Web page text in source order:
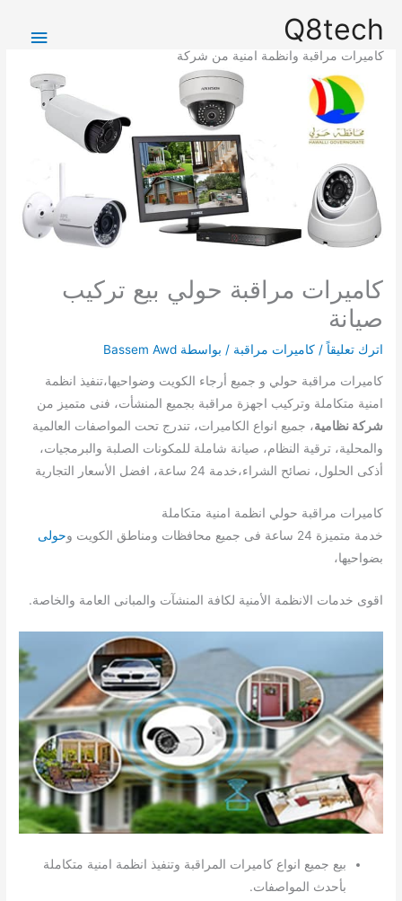
المحتوى
Q8tech
كاميرات مراقبة وانظمة امنية من شركة
كاميرات مراقبة حولي بيع تركيب
صيانة
اترك تعليقاً /كاميرات مراقبة / بواسطة Bassem Awd
كاميرات مراقبة حولي و جميع أرجاء الكويت وضواحيها،تنفيذ انظمة
امنية متكاملة وتركيب اجهزة مراقبة بجميع المنشأت، فنى متميز من
شركة نظامية، جميع انواع الكاميرات، تندرج تحت المواصفات العالمية
والمحلية، ترقية النظام، صيانة شاملة للمكونات الصلبة والبرمجيات،
أذكى الحلول، نصائح الشراء،خدمة 24 ساعة، افضل الأسعار التجارية
كاميرات مراقبة حولي انظمة امنية متكاملة
خدمة متميزة 24 ساعة فى جميع محافظات ومناطق الكويت و
حولى
بضواحيها،
اقوى خدمات الانظمة الأمنية لكافة المنشآت والمبانى العامة والخاصة.
بيع جميع انواع كاميرات المراقبة وتنفيذ انظمة امنية متكاملة
بأحدث المواصفات.